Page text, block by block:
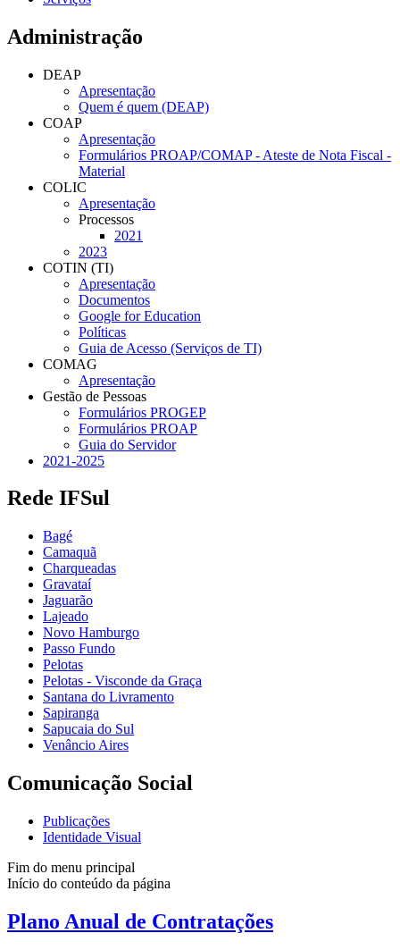
Administração
DEAP
Apresentação
Quem é quem (DEAP)
COAP
Apresentação
Formulários PROAP/COMAP - Ateste de Nota Fiscal -
Material
COLIC
Apresentação
Processos
2021
2023
COTIN (TI)
Apresentação
Documentos
Google for Education
Políticas
Guia de Acesso (Serviços de TI)
COMAG
Apresentação
Gestão de Pessoas
Formulários PROGEP
Formulários PROAP
Guia do Servidor
2021-2025
Rede IFSul
Bagé
Camaquã
Charqueadas
Gravataí
Jaguarão
Lajeado
Novo Hamburgo
Passo Fundo
Pelotas
Pelotas - Visconde da Graça
Santana do Livramento
Sapiranga
Sapucaia do Sul
Venâncio Aires
Comunicação Social
Publicações
Identidade Visual
Fim do menu principal
Início do conteúdo da página
Plano Anual de Contratações